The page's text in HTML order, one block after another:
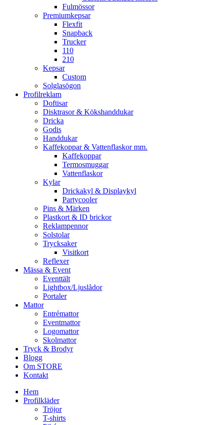
Fulmössor
Premiumkepsar
Flexfit
Snapback
Trucker
110
210
Kepsar
Custom
Solglasögon
Profilreklam
Doftisar
Disktrasor & Kökshanddukar
Dricka
Godis
Handdukar
Kaffekoppar & Vattenflaskor mm.
Kaffekoppar
Termosmuggar
Vattenflaskor
Kylar
Drickakyl & Displaykyl
Partycooler
Pins & Märken
Plastkort & ID brickor
Reklampennor
Solstolar
Trycksaker
Visitkort
Reflexer
Mässa & Event
Eventtält
Lightbox/Ljuslådor
Portaler
Mattor
Entrémattor
Eventmattor
Logomattor
Skolmattor
Tryck & Brodyr
Blogg
Om STORE
Kontakt
Hem
Profilkläder
Tröjor
T-shirts